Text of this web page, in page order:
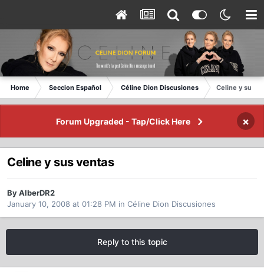
Home Seccion Español Céline Dion Discusiones Celine y sus
Forum Upgraded - Tap/Click Here ×
Celine y sus ventas
By AlberDR2
January 10, 2008 at 01:28 PM in Céline Dion Discusiones
Reply to this topic